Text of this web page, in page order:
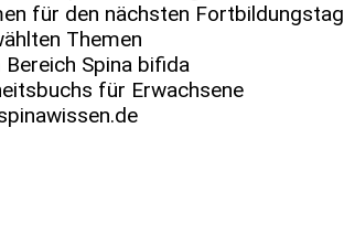
für den nächsten Fortbildungstag
Themen
Spina bifida
für Erwachsene